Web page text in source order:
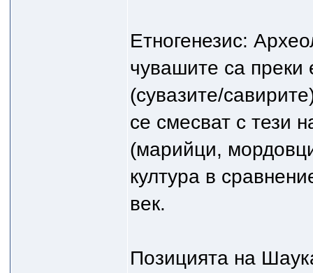
Етногенезис:
чувашите са преки
(сувазите/
се смесват с тези
(марийци,
култура в
век.
Позицията на